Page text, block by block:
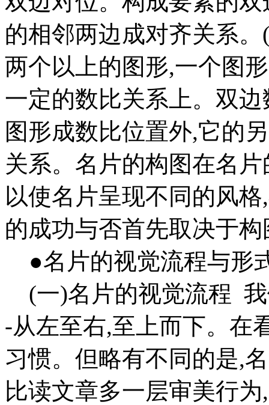
的相邻两边成对齐关系
两个以上的图形,一个图
一定的数比关系上。双
图形成数比位置外,它的
关系。名片的构图在名
以使名片呈现不同的风
的成功与否首先取决于
●名片的视觉流程与形
(一)名片的视觉流程 我
-从左至右,至上而下。在
习惯。但略有不同的是,
比读文章多一层审美行